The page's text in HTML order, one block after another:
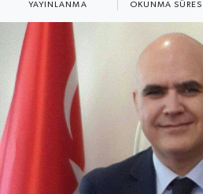
YAYINLANMA OKUNMA SÜRESI